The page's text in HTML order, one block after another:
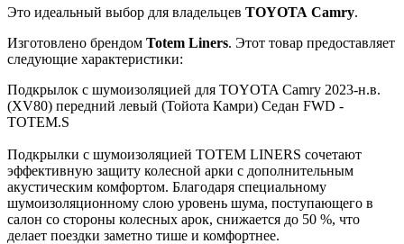
Это идеальный выбор для владельцев TOYOTA Camry.
Изготовлено брендом Totem Liners. Этот товар предоставляет
следующие характеристики:
Подкрылок с шумоизоляцией для TOYOTA Camry 2023-н.в.
(XV80) передний левый (Тойота Камри) Седан FWD -
TOTEM.S
Подкрылки с шумоизоляцией TOTEM LINERS сочетают
эффективную защиту колесной арки с дополнительным
акустическим комфортом. Благодаря специальному
шумоизоляционному слою уровень шума, поступающего в
салон со стороны колесных арок, снижается до 50 %, что
делает поездки заметно тише и комфортнее.